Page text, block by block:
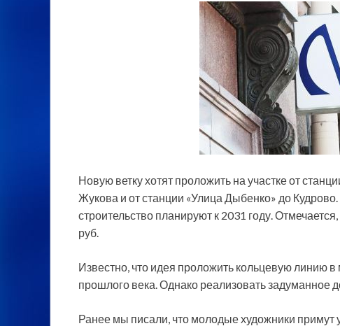
Новую ветку хотят проложить на участке от
Жукова и от станции «Улица Дыбенко» до
строительство планируют к 2031 году.
руб.
Известно, что идея проложить кольцевую линию
прошлого века. Однако реализовать задуманное
Ранее мы писали, что молодые художники